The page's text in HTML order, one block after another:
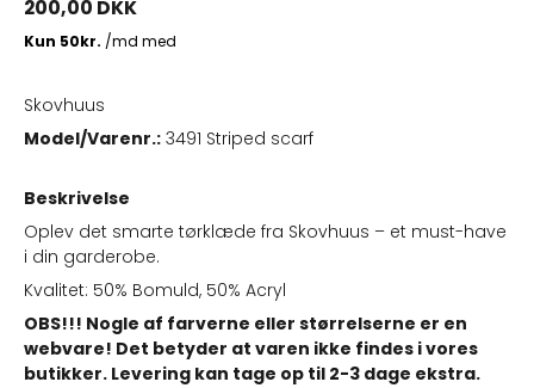
200,00 DKK
Skovhuus
Model/Varenr.: 3491 Striped scarf
Beskrivelse
Oplev det smarte tørklæde fra Skovhuus – et must-have
i din garderobe.
Kvalitet: 50% Bomuld, 50% Acryl
OBS!!! Nogle af farverne eller størrelserne er en
webvare! Det betyder at varen ikke findes i vores
butikker. Levering kan tage op til 2-3 dage ekstra.